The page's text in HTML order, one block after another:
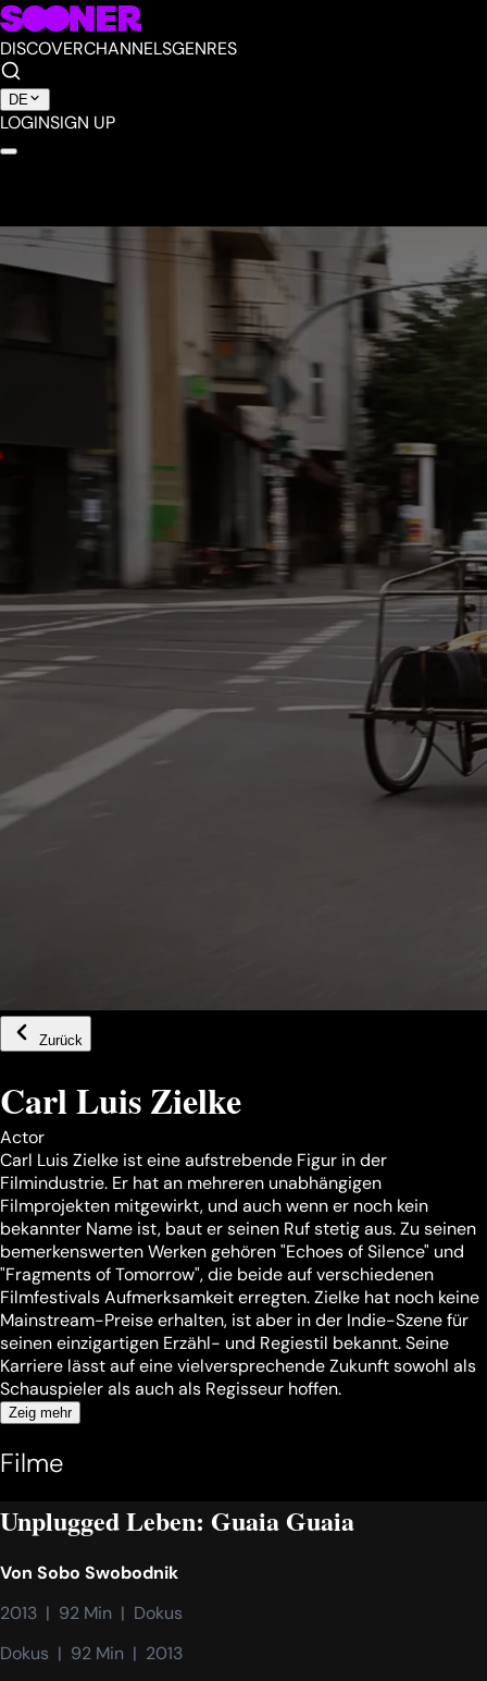
DISCOVERCHANNELSGENRES
DE
LOGINSIGN UP
Zurück
Carl Luis Zielke
Actor
Carl Luis Zielke ist eine aufstrebende Figur in der
Filmindustrie. Er hat an mehreren unabhängigen
Filmprojekten mitgewirkt, und auch wenn er noch kein
bekannter Name ist, baut er seinen Ruf stetig aus. Zu seinen
bemerkenswerten Werken gehören "Echoes of Silence" und
"Fragments of Tomorrow", die beide auf verschiedenen
Filmfestivals Aufmerksamkeit erregten. Zielke hat noch keine
Mainstream-Preise erhalten, ist aber in der Indie-Szene für
seinen einzigartigen Erzähl- und Regiestil bekannt. Seine
Karriere lässt auf eine vielversprechende Zukunft sowohl als
Schauspieler als auch als Regisseur hoffen.
Zeig mehr
Filme
Unplugged Leben: Guaia Guaia
Von Sobo Swobodnik
2013  |  92 Min  |  Dokus
Dokus  |  92 Min  |  2013